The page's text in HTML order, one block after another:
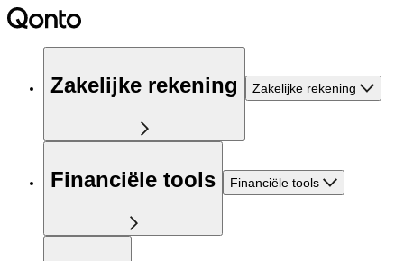
Zakelijke rekening Zakelijke rekening
Financiële tools Financiële tools